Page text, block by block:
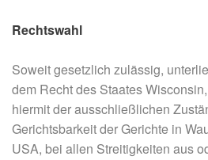
Rechtswahl
Soweit gesetzlich zulässig,
dem Recht des Staates
hiermit der ausschließlichen
Gerichtsbarkeit der Gerichte in
USA, bei allen Streitigkeiten aus